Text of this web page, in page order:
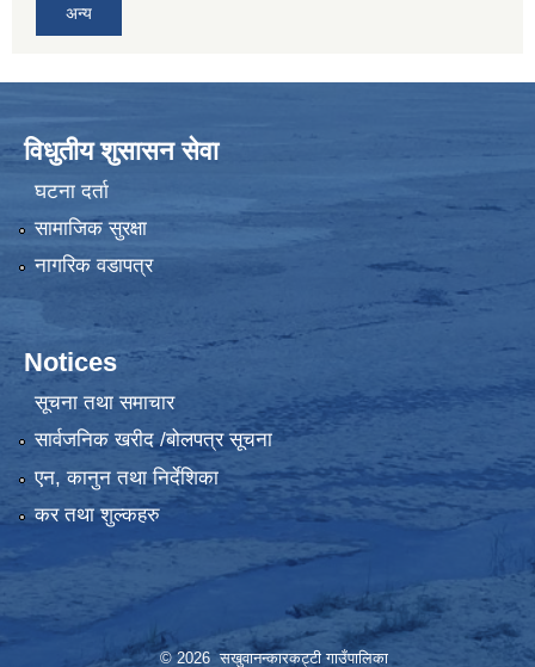
अन्य
विधुतीय शुसासन सेवा
घटना दर्ता
सामाजिक सुरक्षा
नागरिक वडापत्र
Notices
सूचना तथा समाचार
सार्वजनिक खरीद /बोलपत्र सूचना
एन, कानुन तथा निर्देशिका
कर तथा शुल्कहरु
© 2026 सखुवानन्कारकट्टी गाउँपालिका